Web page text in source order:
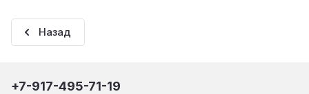
Назад
+7-917-495-71-19